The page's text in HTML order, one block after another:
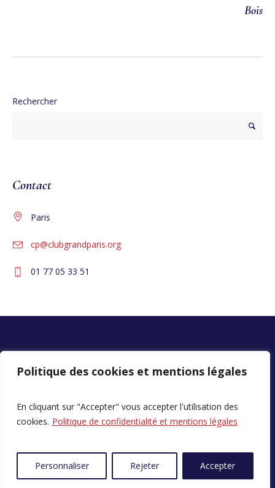
Politique des cookies et mentions légales
En cliquant sur "Accepter" vous accepter l'utilisation des
cookies. Politique de confidentialité et mentions légales
Personnaliser Rejeter Accepter
Bois
Rechercher
Contact
Paris
cp@clubgrandparis.org
01 77 05 33 51